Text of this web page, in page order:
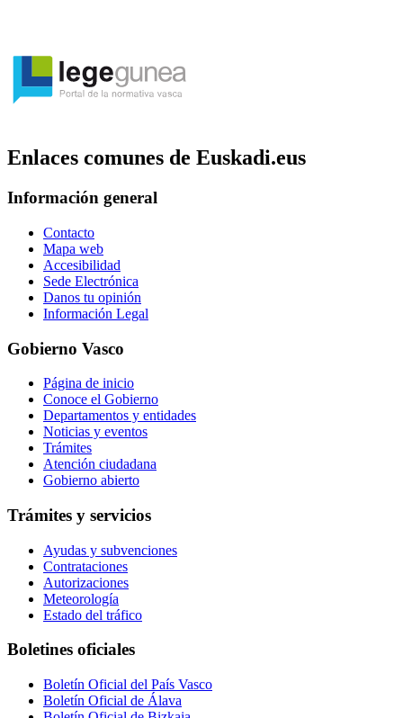
Enlaces comunes de Euskadi.eus
Información general
Contacto
Mapa web
Accesibilidad
Sede Electrónica
Danos tu opinión
Información Legal
Gobierno Vasco
Página de inicio
Conoce el Gobierno
Departamentos y entidades
Noticias y eventos
Trámites
Atención ciudadana
Gobierno abierto
Trámites y servicios
Ayudas y subvenciones
Contrataciones
Autorizaciones
Meteorología
Estado del tráfico
Boletines oficiales
Boletín Oficial del País Vasco
Boletín Oficial de Álava